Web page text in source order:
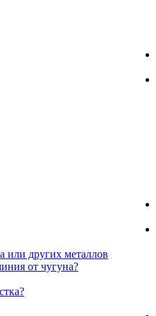
или других металлов
от чугуна?